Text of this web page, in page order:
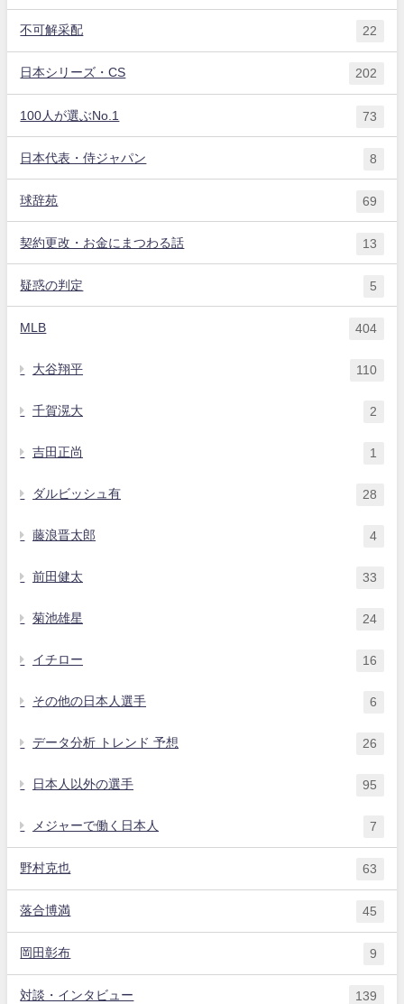
不可解采配 22
日本シリーズ・CS 202
100人が選ぶNo.1 73
日本代表・侍ジャパン 8
球辞苑 69
契約更改・お金にまつわる話 13
疑惑の判定 5
MLB 404
大谷翔平 110
千賀滉大 2
吉田正尚 1
ダルビッシュ有 28
藤浪晋太郎 4
前田健太 33
菊池雄星 24
イチロー 16
その他の日本人選手 6
データ分析 トレンド 予想 26
日本人以外の選手 95
メジャーで働く日本人 7
野村克也 63
落合博満 45
岡田彰布 9
対談・インタビュー 139